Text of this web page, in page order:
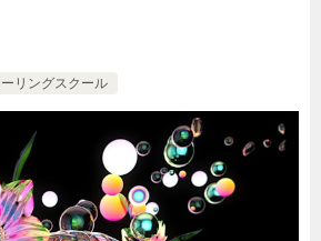
ーリングスクール